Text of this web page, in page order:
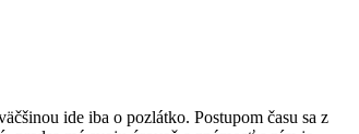
ide iba o pozlátko. Postupom času sa z